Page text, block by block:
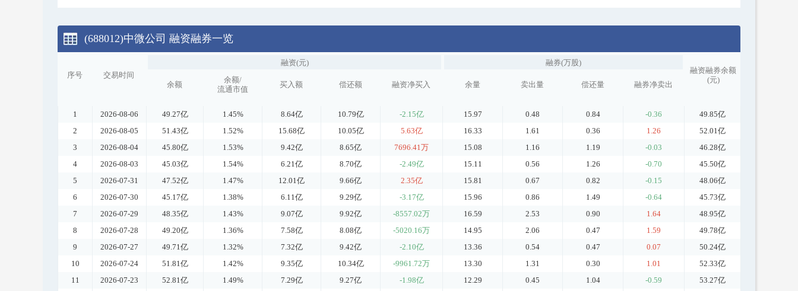
(688012)中微公司 融资融券一览
序号 交易时间
融资(元)
融券(万股)
融资融券余额
(元)
余额
余额/
流通市值
买入额 偿还额 融资净买入 余量 卖出量 偿还量 融券净卖出
1 2026-08-06 49.27亿 1.45% 8.64亿 10.79亿 -2.15亿 15.97 0.48 0.84 -0.36
49.85亿
2
2026-08-05 51.43亿 1.52% 15.68亿 10.05亿 5.63亿 16.33 1.61 0.36 1.26
52.01亿
3
2026-08-04 45.80亿 1.53% 9.42亿 8.65亿 7696.41万 15.08 1.16 1.19 -0.03
46.28亿
4
2026-08-03 45.03亿 1.54% 6.21亿 8.70亿 -2.49亿 15.11 0.56 1.26 -0.70
45.50亿
5
2026-07-31 47.52亿 1.47% 12.01亿 9.66亿 2.35亿 15.81 0.67 0.82 -0.15
48.06亿
6
2026-07-30 45.17亿 1.38% 6.11亿 9.29亿 -3.17亿 15.96 0.86 1.49 -0.64
45.73亿
7
2026-07-29 48.35亿 1.43% 9.07亿 9.92亿 -8557.02万 16.59 2.53 0.90 1.64
48.95亿
8
2026-07-28 49.20亿 1.36% 7.58亿 8.08亿 -5020.16万 14.95 2.06 0.47 1.59
49.78亿
9
2026-07-27 49.71亿 1.32% 7.32亿 9.42亿 -2.10亿 13.36 0.54 0.47 0.07
50.24亿
10
2026-07-24 51.81亿 1.42% 9.35亿 10.34亿 -9961.72万 13.30 1.31 0.30 1.01
52.33亿
11
2026-07-23 52.81亿 1.49% 7.29亿 9.27亿 -1.98亿 12.29 0.45 1.04 -0.59
53.27亿